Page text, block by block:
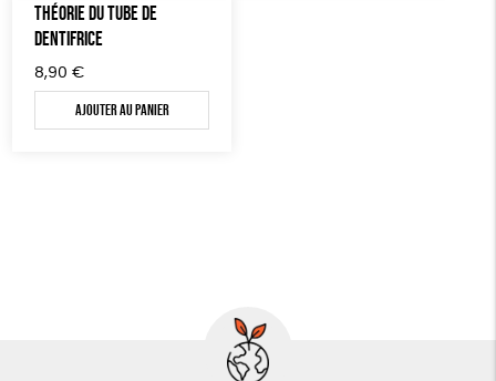
BADGES
TOUT
THÉORIE DU TUBE DE
DENTIFRICE
8,90 €
Ajouter au panier